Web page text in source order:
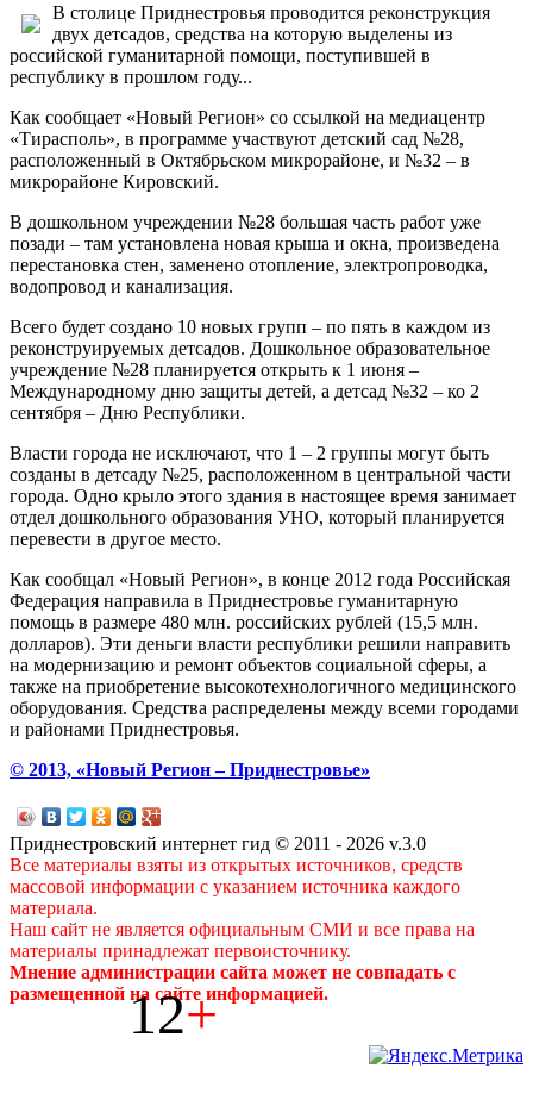
В столице Приднестровья проводится реконструкция
двух детсадов, средства на которую выделены из
российской гуманитарной помощи, поступившей в
республику в прошлом году...
Как сообщает «Новый Регион» со ссылкой на медиацентр
«Тирасполь», в программе участвуют детский сад №28,
расположенный в Октябрьском микрорайоне, и №32 – в
микрорайоне Кировский.
В дошкольном учреждении №28 большая часть работ уже
позади – там установлена новая крыша и окна, произведена
перестановка стен, заменено отопление, электропроводка,
водопровод и канализация.
Всего будет создано 10 новых групп – по пять в каждом из
реконструируемых детсадов. Дошкольное образовательное
учреждение №28 планируется открыть к 1 июня –
Международному дню защиты детей, а детсад №32 – ко 2
сентября – Дню Республики.
Власти города не исключают, что 1 – 2 группы могут быть
созданы в детсаду №25, расположенном в центральной части
города. Одно крыло этого здания в настоящее время занимает
отдел дошкольного образования УНО, который планируется
перевести в другое место.
Как сообщал «Новый Регион», в конце 2012 года Российская
Федерация направила в Приднестровье гуманитарную
помощь в размере 480 млн. российских рублей (15,5 млн.
долларов). Эти деньги власти республики решили направить
на модернизацию и ремонт объектов социальной сферы, а
также на приобретение высокотехнологичного медицинского
оборудования. Средства распределены между всеми городами
и районами Приднестровья.
© 2013, «Новый Регион – Приднестровье»
Приднестровский интернет гид © 2011 - 2026 v.3.0
Все материалы взяты из открытых источников, средств
массовой информации с указанием источника каждого
материала.
Наш сайт не является официальным СМИ и все права на
материалы принадлежат первоисточнику.
Мнение администрации сайта может не совпадать с
размещенной на сайте информацией.
12+